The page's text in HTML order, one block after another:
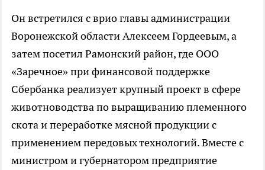
Он встретился с врио главы администрации
Воронежской области Алексеем Гордеевым, а
затем посетил Рамонский район, где ООО
«Заречное» при финансовой поддержке
Сбербанка реализует крупный проект в сфере
животноводства по выращиванию племенного
скота и переработке мясной продукции с
применением передовых технологий. Вместе с
министром и губернатором предприятие